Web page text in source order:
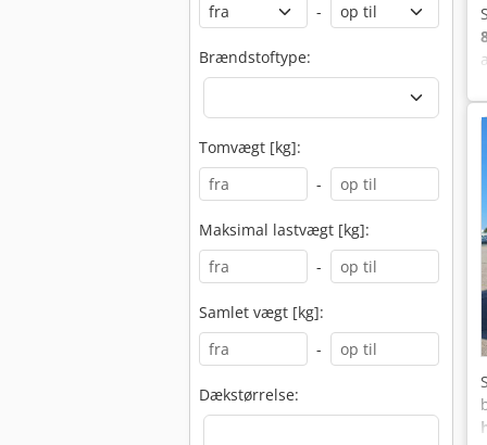
-
Brændstoftype:
Tomvægt [kg]:
-
Maksimal lastvægt [kg]:
-
Samlet vægt [kg]:
-
Dækstørrelse: